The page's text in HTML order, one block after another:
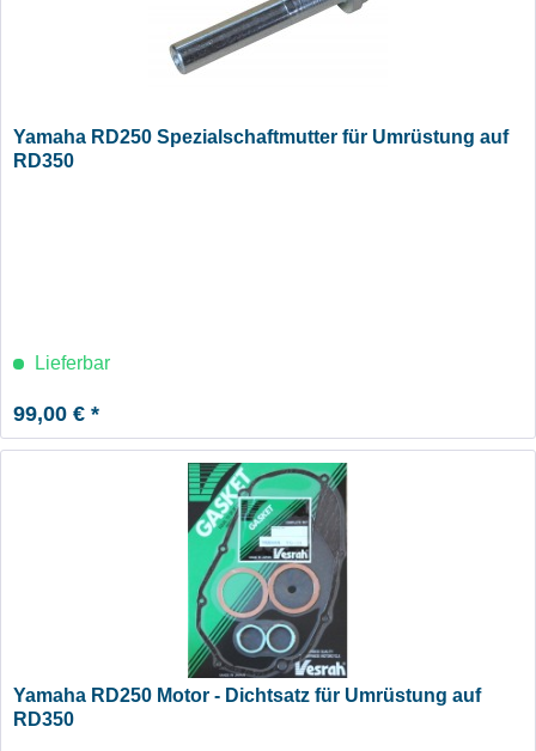
Yamaha RD250 Spezialschaftmutter für Umrüstung auf
RD350
Lieferbar
99,00 € *
Yamaha RD250 Motor - Dichtsatz für Umrüstung auf
RD350